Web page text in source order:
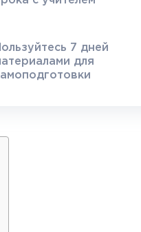
7 дней
для